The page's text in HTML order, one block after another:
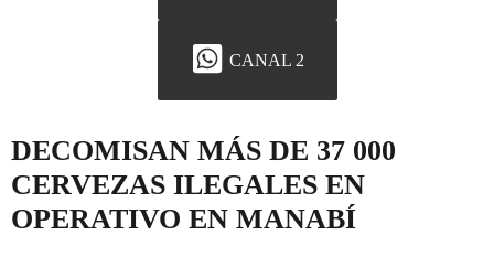
CANAL 2
DECOMISAN MÁS DE 37 000
CERVEZAS ILEGALES EN
OPERATIVO EN MANABÍ